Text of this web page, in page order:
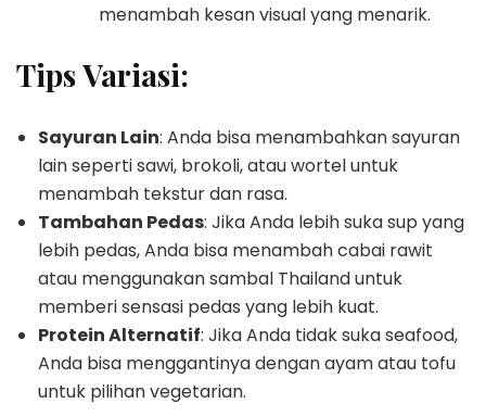
menambah kesan visual yang menarik.
Tips Variasi:
Sayuran Lain: Anda bisa menambahkan sayuran
lain seperti sawi, brokoli, atau wortel untuk
menambah tekstur dan rasa.
Tambahan Pedas: Jika Anda lebih suka sup yang
lebih pedas, Anda bisa menambah cabai rawit
atau menggunakan sambal Thailand untuk
memberi sensasi pedas yang lebih kuat.
Protein Alternatif: Jika Anda tidak suka seafood,
Anda bisa menggantinya dengan ayam atau tofu
untuk pilihan vegetarian.